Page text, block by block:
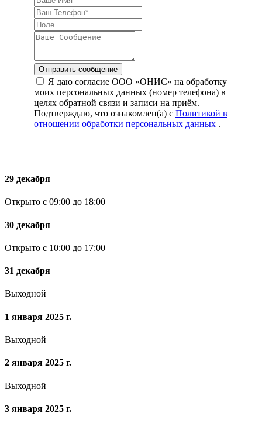
Отправить сообщение
Я даю согласие ООО «ОНИС» на обработку
моих персональных данных (номер телефона) в
целях обратной связи и записи на приём.
Подтверждаю, что ознакомлен(а) с Политикой в
отношении обработки персональных данных .
29 декабря
Открыто с 09:00 до 18:00
30 декабря
Открыто с 10:00 до 17:00
31 декабря
Выходной
1 января 2025 г.
Выходной
2 января 2025 г.
Выходной
3 января 2025 г.